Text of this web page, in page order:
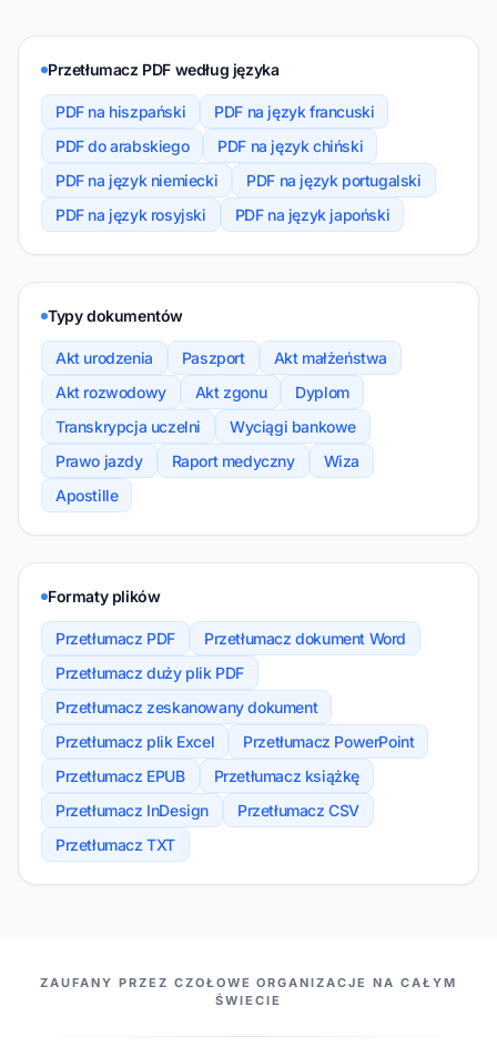
Przetłumacz PDF według języka
PDF na hiszpański
PDF na język francuski
PDF do arabskiego
PDF na język chiński
PDF na język niemiecki
PDF na język portugalski
PDF na język rosyjski
PDF na język japoński
Typy dokumentów
Akt urodzenia Paszport
Akt małżeństwa
Akt rozwodowy
Akt zgonu
Dyplom
Transkrypcja uczelni
Wyciągi bankowe
Prawo jazdy
Raport medyczny
Wiza
Apostille
Formaty plików
Przetłumacz PDF
Przetłumacz dokument Word
Przetłumacz duży plik PDF
Przetłumacz zeskanowany dokument
Przetłumacz plik Excel
Przetłumacz PowerPoint
Przetłumacz EPUB
Przetłumacz książkę
Przetłumacz InDesign
Przetłumacz CSV
Przetłumacz TXT
NASI PARTNERZY
ZAUFANY PRZEZ CZOŁOWE ORGANIZACJE NA CAŁYM
ŚWIECIE